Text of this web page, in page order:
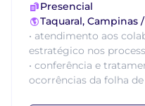
Presencial
Taquaral, Campinas
• atendimento aos
estratégico nos
• conferência e
ocorrências da folha